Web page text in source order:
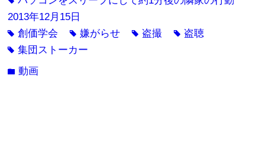
2013年12月15日
tag創価学会 tag嫌がらせ tag 盗撮 tag 盗聴
tag集団ストーカー
folder動画